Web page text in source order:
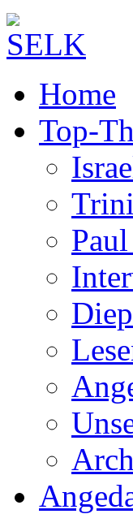
Home
Top-